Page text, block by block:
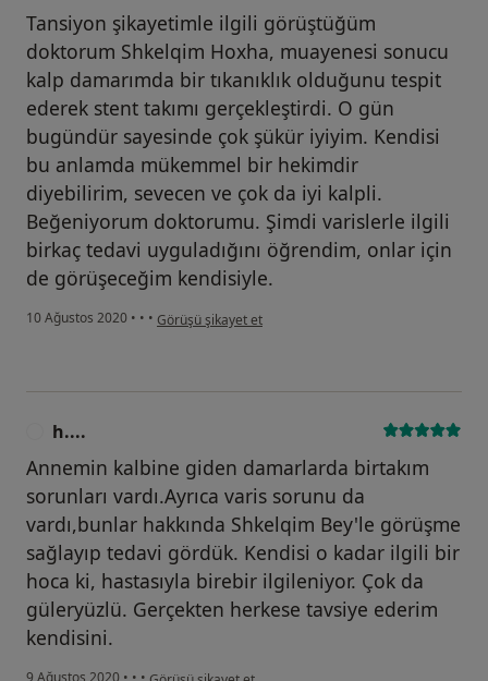
Tansiyon şikayetimle ilgili görüştüğüm
doktorum Shkelqim Hoxha, muayenesi sonucu
kalp damarımda bir tıkanıklık olduğunu tespit
ederek stent takımı gerçekleştirdi. O gün
bugündür sayesinde çok şükür iyiyim. Kendisi
bu anlamda mükemmel bir hekimdir
diyebilirim, sevecen ve çok da iyi kalpli.
Beğeniyorum doktorumu. Şimdi varislerle ilgili
birkaç tedavi uyguladığını öğrendim, onlar için
de görüşeceğim kendisiyle.
10 Ağustos 2020 • • • kullanıcının görüşüne göre m.....
Görüşü şikayet et
h....
Annemin kalbine giden damarlarda birtakım
sorunları vardı.Ayrıca varis sorunu da
vardı,bunlar hakkında Shkelqim Bey'le görüşme
sağlayıp tedavi gördük. Kendisi o kadar ilgili bir
hoca ki, hastasıyla birebir ilgileniyor. Çok da
güleryüzlü. Gerçekten herkese tavsiye ederim
kendisini.
9 Ağustos 2020 • • • kullanıcının görüşüne göre h....